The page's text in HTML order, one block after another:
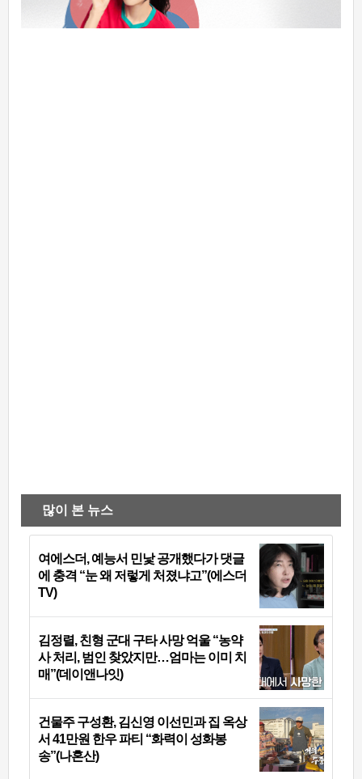
많이 본 뉴스
여에스더, 예능서 민낯 공개했다가 댓글
에 충격 “눈 왜 저렇게 처졌냐고”(에스더
TV)
김정렬, 친형 군대 구타 사망 억울 “농약
사 처리, 범인 찾았지만…엄마는 이미 치
매”(데이앤나잇)
건물주 구성환, 김신영 이선민과 집 옥상
서 41만원 한우 파티 “화력이 성화봉
송”(나혼산)